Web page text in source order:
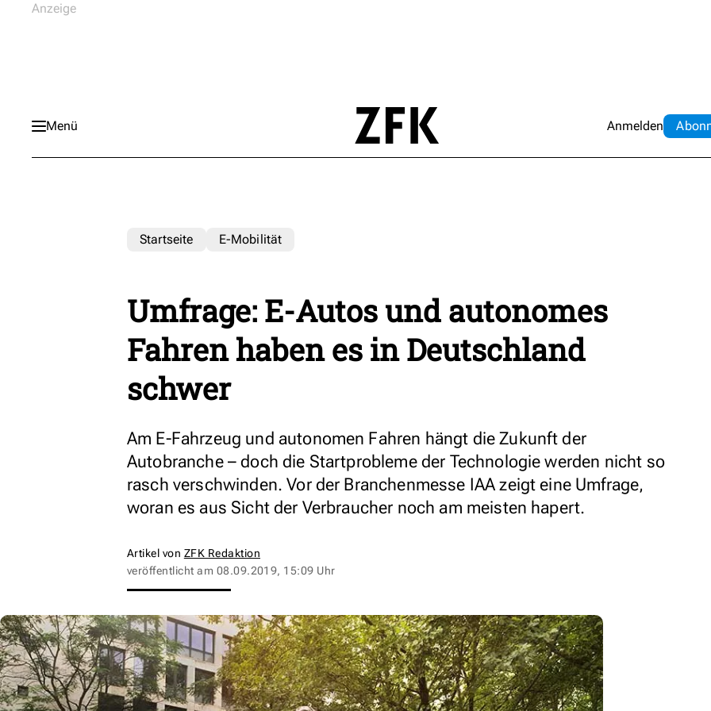
Menü Anmelden Abo
Startseite E-Mobilität
Umfrage: E-Autos und autonomes
Fahren haben es in Deutschland
schwer
Am E-Fahrzeug und autonomen Fahren hängt die Zukunft der
Autobranche – doch die Startprobleme der Technologie werden nicht so
rasch verschwinden. Vor der Branchenmesse IAA zeigt eine Umfrage,
woran es aus Sicht der Verbraucher noch am meisten hapert.
Artikel von ZFK Redaktion
veröffentlicht am 08.09.2019, 15:09 Uhr